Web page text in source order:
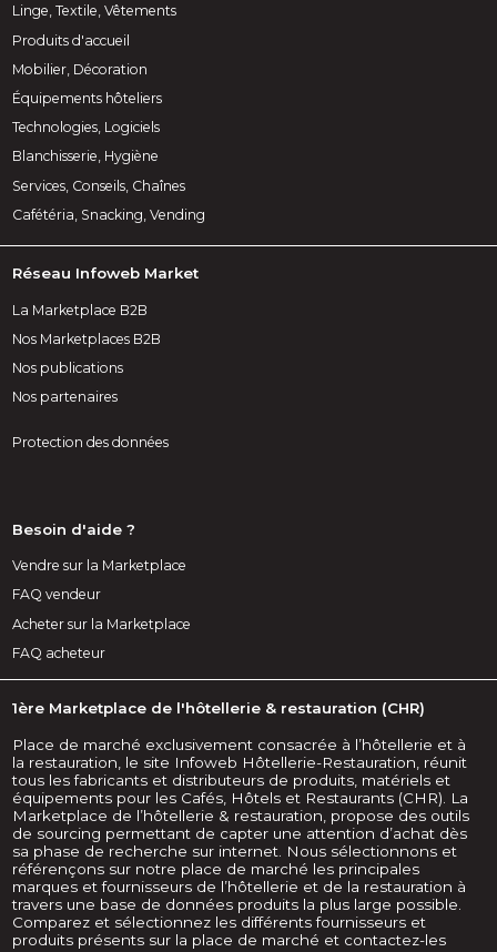
Linge, Textile, Vêtements
Produits d'accueil
Mobilier, Décoration
Équipements hôteliers
Technologies, Logiciels
Blanchisserie, Hygiène
Services, Conseils, Chaînes
Cafétéria, Snacking, Vending
Réseau Infoweb Market
La Marketplace B2B
Nos Marketplaces B2B
Nos publications
Nos partenaires
Protection des données
Besoin d'aide ?
Vendre sur la Marketplace
FAQ vendeur
Acheter sur la Marketplace
FAQ acheteur
1ère Marketplace de l'hôtellerie & restauration (CHR)
Place de marché exclusivement consacrée à l’hôtellerie et à
la restauration, le site Infoweb Hôtellerie-Restauration, réunit
tous les fabricants et distributeurs de produits, matériels et
équipements pour les Cafés, Hôtels et Restaurants (CHR). La
Marketplace de l’hôtellerie & restauration, propose des outils
de sourcing permettant de capter une attention d’achat dès
sa phase de recherche sur internet. Nous sélectionnons et
référençons sur notre place de marché les principales
marques et fournisseurs de l’hôtellerie et de la restauration à
travers une base de données produits la plus large possible.
Comparez et sélectionnez les différents fournisseurs et
produits présents sur la place de marché et contactez-les